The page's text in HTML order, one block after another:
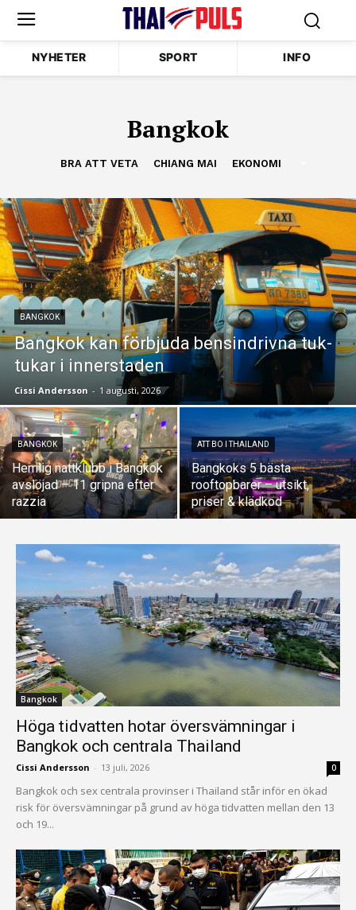
NYHETER SPORT INFO
Bangkok
BRA ATT VETA CHIANG MAI EKONOMI
BANGKOK
Bangkok kan förbjuda bensindrivna tuk-
tukar i innerstaden
Cissi Andersson - 1 augusti, 2026
BANGKOK
Hemlig nattklubb i Bangkok
avslöjad – 11 gripna efter
razzia
ATT BO I THAILAND
Bangkoks 5 bästa
rooftopbarer – utsikt,
priser & klädkod
Bangkok
Höga tidvatten hotar översvämningar i
Bangkok och centrala Thailand
Cissi Andersson - 13 juli, 2026 0
Bangkok och sex centrala provinser i Thailand står inför en ökad
risk för översvämningar på grund av höga tidvatten mellan den 13
och 19...